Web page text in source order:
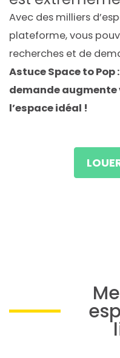
Avec des milliers
plateforme, vous
recherches et de
Astuce Space to Pop
demande augmente
l’espace idéal !